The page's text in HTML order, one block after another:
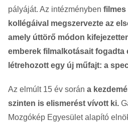
pályáját. Az intézményben filmes
kollégáival megszervezte az
amely úttörő módon
emberek filmalkotásait fogadta
létrehozott egy új műfajt: a
Az elmúlt 15 év során a
szinten is elismerést vívott ki.
Mozgókép Egyesület alapító